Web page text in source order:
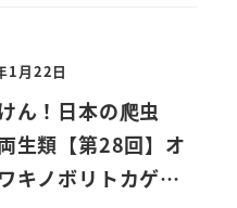
1月22日
ん！日本の爬虫
生類【第28回】オ
キノボリトカゲ